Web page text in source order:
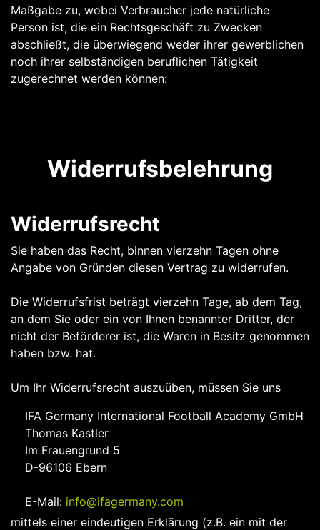
Maßgabe zu, wobei Verbraucher jede natürliche
Person ist, die ein Rechtsgeschäft zu Zwecken
abschließt, die überwiegend weder ihrer gewerblichen
noch ihrer selbständigen beruflichen Tätigkeit
zugerechnet werden können:
Widerrufsbelehrung
Widerrufsrecht
Sie haben das Recht, binnen vierzehn Tagen ohne
Angabe von Gründen diesen Vertrag zu widerrufen.
Die Widerrufsfrist beträgt vierzehn Tage, ab dem Tag,
an dem Sie oder ein von Ihnen benannter Dritter, der
nicht der Beförderer ist, die Waren in Besitz genommen
haben bzw. hat.
Um Ihr Widerrufsrecht auszuüben, müssen Sie uns
IFA Germany International Football Academy GmbH
Thomas Kastler
Im Frauengrund 5
D-96106 Ebern
E-Mail: info@ifagermany.com
mittels einer eindeutigen Erklärung (z.B. ein mit der